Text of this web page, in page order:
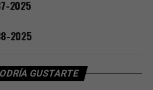
2025
2025
GUSTARTE